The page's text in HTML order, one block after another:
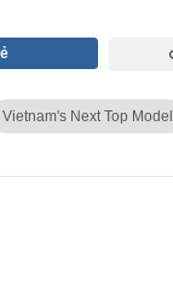
Vietnam's Next Top Model